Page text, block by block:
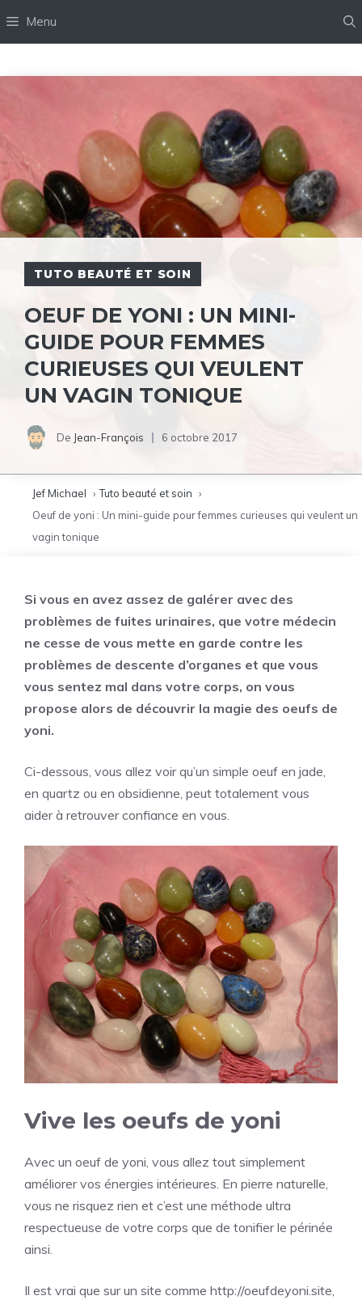
Menu
TUTO BEAUTÉ ET SOIN
OEUF DE YONI : UN MINI-
GUIDE POUR FEMMES
CURIEUSES QUI VEULENT
UN VAGIN TONIQUE
De Jean-François 6 octobre 2017
Jef Michael
Tuto beauté et soin
Oeuf de yoni : Un mini-guide pour femmes curieuses qui veulent un
vagin tonique
Si vous en avez assez de galérer avec des
problèmes de fuites urinaires, que votre médecin
ne cesse de vous mette en garde contre les
problèmes de descente d’organes et que vous
vous sentez mal dans votre corps, on vous
propose alors de découvrir la magie des oeufs de
yoni.
Ci-dessous, vous allez voir qu’un simple oeuf en jade,
en quartz ou en obsidienne, peut totalement vous
aider à retrouver confiance en vous.
Vive les oeufs de yoni
Avec un oeuf de yoni, vous allez tout simplement
améliorer vos énergies intérieures. En pierre naturelle,
vous ne risquez rien et c’est une méthode ultra
respectueuse de votre corps que de tonifier le périnée
ainsi.
Il est vrai que sur un site comme http://oeufdeyoni.site,